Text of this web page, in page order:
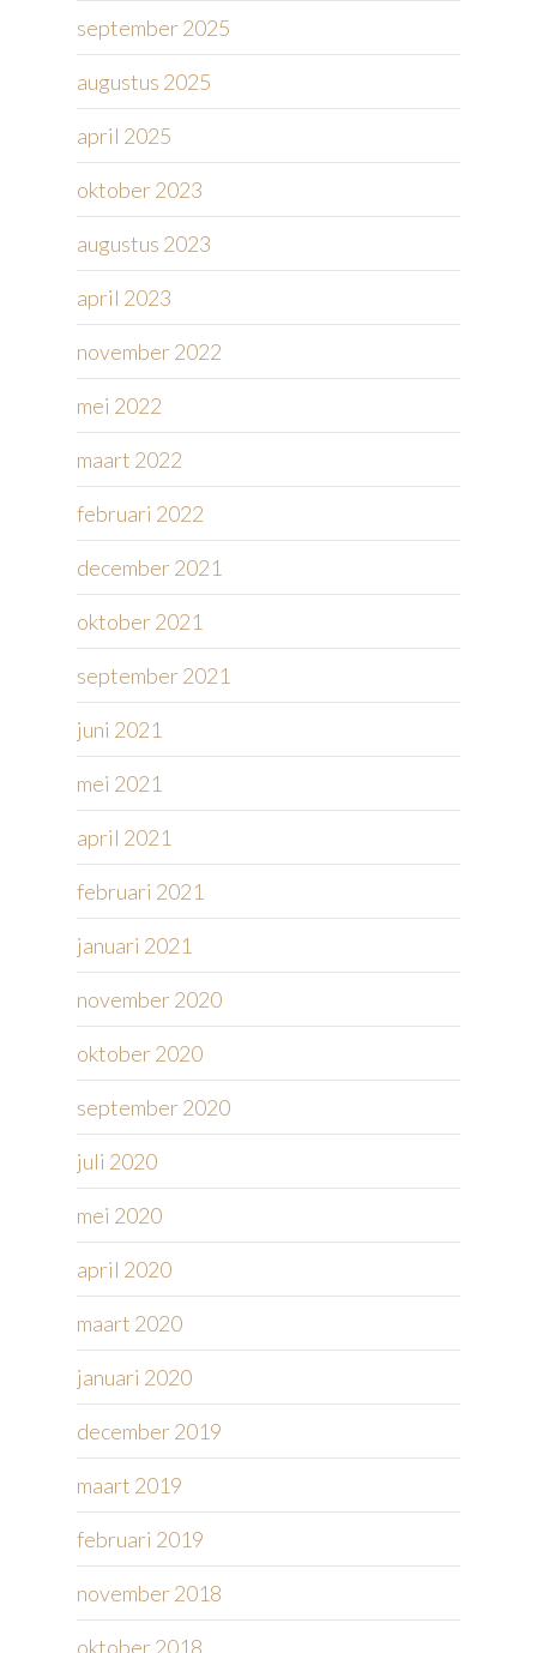
september 2025
augustus 2025
april 2025
oktober 2023
augustus 2023
april 2023
november 2022
mei 2022
maart 2022
februari 2022
december 2021
oktober 2021
september 2021
juni 2021
mei 2021
april 2021
februari 2021
januari 2021
november 2020
oktober 2020
september 2020
juli 2020
mei 2020
april 2020
maart 2020
januari 2020
december 2019
maart 2019
februari 2019
november 2018
oktober 2018